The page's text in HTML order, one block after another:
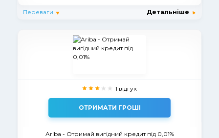
Переваги Детальніше
1 відгук
ОТРИМАТИ ГРОШІ
Ariba - Отримай вигідний кредит під 0,01%